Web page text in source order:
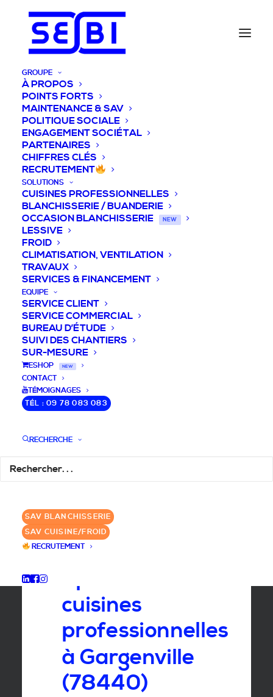
GROUPE
À PROPOS
POINTS FORTS
MAINTENANCE & SAV
POLITIQUE SOCIALE
ENGAGEMENT SOCIÉTAL
PARTENAIRES
CHIFFRES CLÉS
RECRUTEMENT
SOLUTIONS
CUISINES PROFESSIONNELLES
BLANCHISSERIE / BUANDERIE
OCCASION BLANCHISSERIE
NEW
LESSIVE
FROID
CLIMATISATION, VENTILATION
TRAVAUX
SERVICES & FINANCEMENT
EQUIPE
SERVICE CLIENT
SERVICE COMMERCIAL
BUREAU D’ÉTUDE
SUIVI DES CHANTIERS
SUR-MESURE
ESHOP NEW
CONTACT
TÉMOIGNAGES
TÉL : 09 78 083 083
RECHERCHE
SAV BLANCHISSERIE
SAV CUISINE/FROID
RECRUTEMENT
DEVIS / CONSEILS /
QUESTIONS
✆ 09 78 083 083
GROUPE SEBI
Spécialiste
cuisines
professionnelles
à Gargenville
(78440)